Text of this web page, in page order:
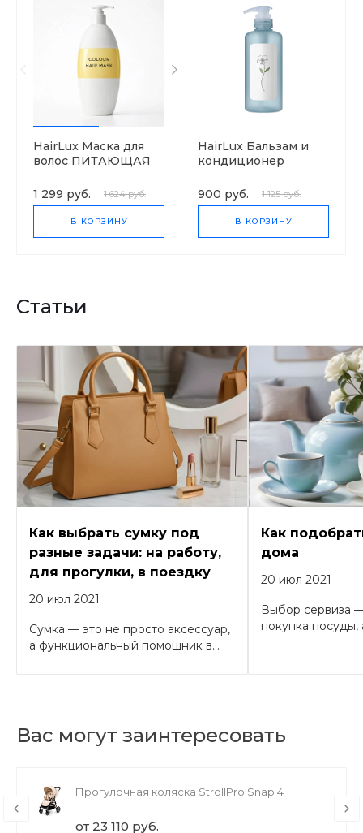
HairLux Маска для
волос ПИТАЮЩАЯ
(ЗОЛОТО)
1 299 руб. 1 624 руб.
В КОРЗИНУ
HairLux Бальзам и
кондиционер
900 руб. 1 125 руб.
В КОРЗИНУ
Статьи
Как выбрать сумку под
разные задачи: на работу,
для прогулки, в поездку
20 июл 2021
Сумка — это не просто аксессуар,
а функциональный помощник в...
Как
дома
20 июл 2021
Выбор сервиза
покупка посуды,
Вас могут заинтересовать
Прогулочная коляска StrollPro Snap 4
от 23 110 руб.